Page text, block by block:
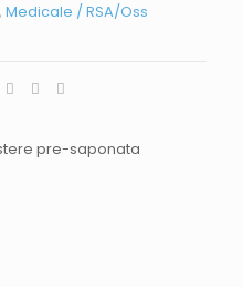
, Medicale / RSA/Oss
pre-saponata